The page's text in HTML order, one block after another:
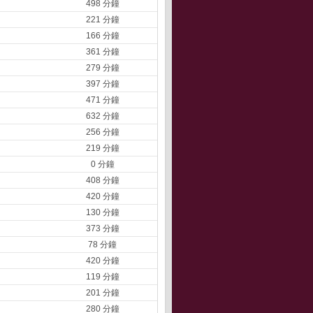
498 分鐘
221 分鐘
166 分鐘
361 分鐘
279 分鐘
397 分鐘
471 分鐘
632 分鐘
256 分鐘
219 分鐘
0 分鐘
408 分鐘
420 分鐘
130 分鐘
373 分鐘
78 分鐘
420 分鐘
119 分鐘
201 分鐘
280 分鐘